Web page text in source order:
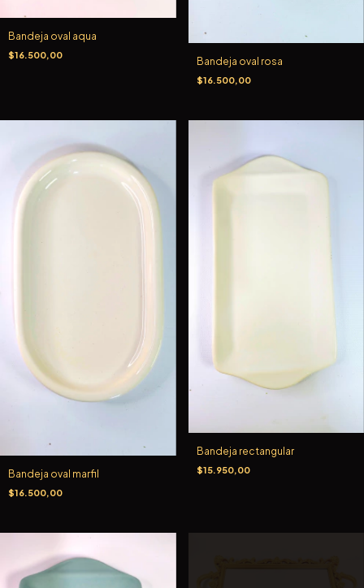
Bandeja oval aqua
$16.500,00
Bandeja oval rosa
$16.500,00
Bandeja oval marfil
$16.500,00
Bandeja rectangular
$15.950,00